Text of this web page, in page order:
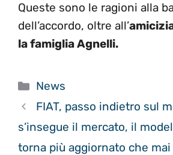
Queste sono le ragioni alla
dell’accordo, oltre all’
la famiglia Agnelli.
Categorie
News
FIAT, passo indietro sul
s’insegue il mercato, il
torna più aggiornato che mai